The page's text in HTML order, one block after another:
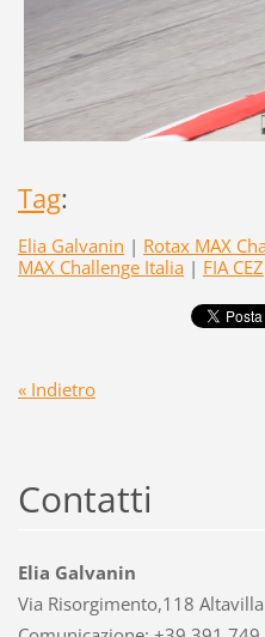
Tag:
Elia Galvanin | Rotax MAX
MAX Challenge Italia | FIA CEZ
« Indietro
Contatti
Elia Galvanin
Via Risorgimento,118